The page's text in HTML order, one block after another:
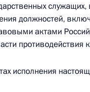
от 26.07.2026
в статью 12
Российской
должностей,
актами
противодействия
исполнения